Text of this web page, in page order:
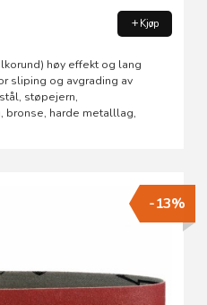
Kjøp
høy effekt og lang
sliping og avgrading av
støpejern,
bronse, harde metalllag,
-13%